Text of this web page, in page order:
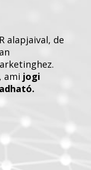
alapjaival, de
ami jogi